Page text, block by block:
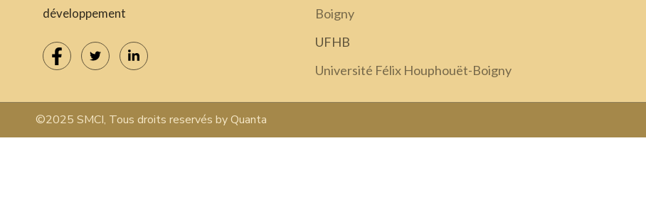
développement
Boigny
UFHB
Université Félix Houphouët-Boigny
©2025 SMCI, Tous droits reservés by Quanta